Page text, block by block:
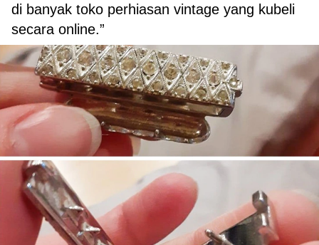
di banyak toko perhiasan vintage yang kubeli
secara online.”